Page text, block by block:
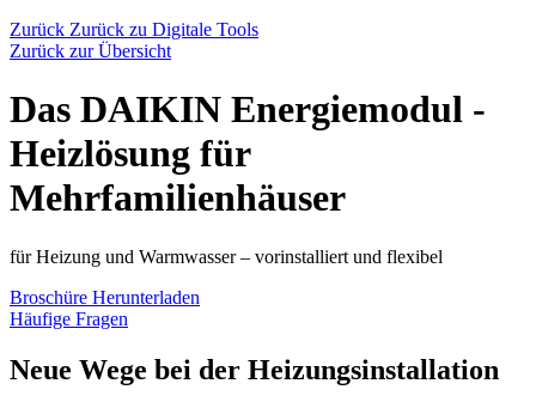
Zurück Zurück zu Digitale Tools
Zurück zur Übersicht
Das DAIKIN Energiemodul -
Heizlösung für
Mehrfamilienhäuser
für Heizung und Warmwasser – vorinstalliert und flexibel
Broschüre Herunterladen
Häufige Fragen
Neue Wege bei der Heizungsinstallation